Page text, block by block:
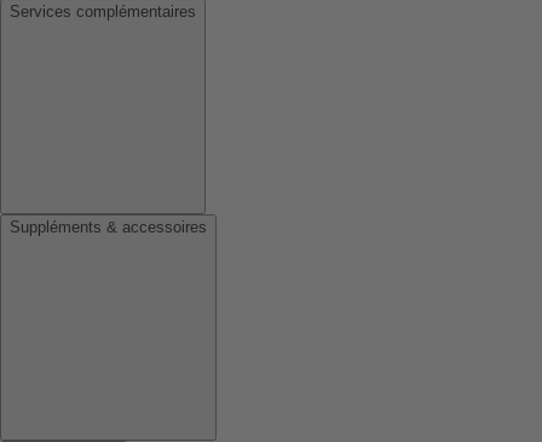
Services complémentaires
Suppléments & accessoires